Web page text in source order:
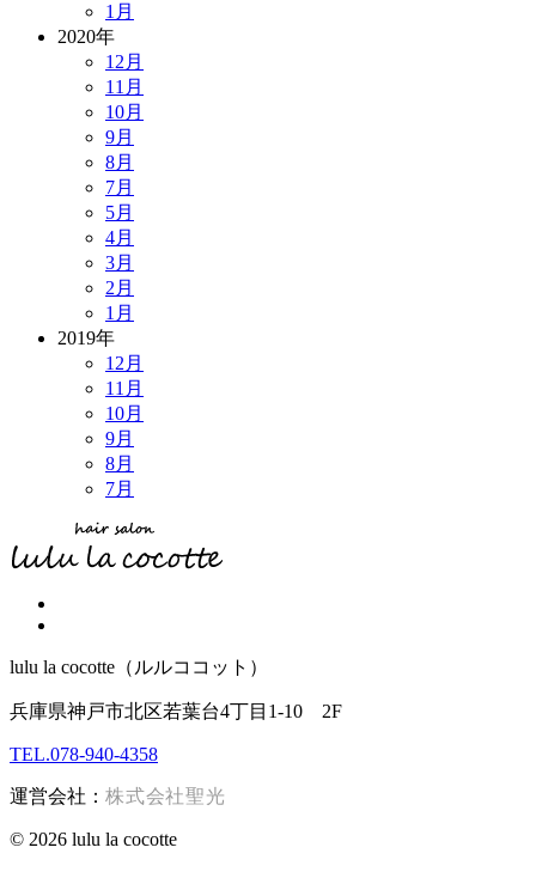
1月
2020年
12月
11月
10月
9月
8月
7月
5月
4月
3月
2月
1月
2019年
12月
11月
10月
9月
8月
7月
lulu la cocotte（ルルココット）
兵庫県神戸市北区若葉台4丁目1-10 2F
TEL.078-940-4358
運営会社： 株式会社聖光
© 2026 lulu la cocotte